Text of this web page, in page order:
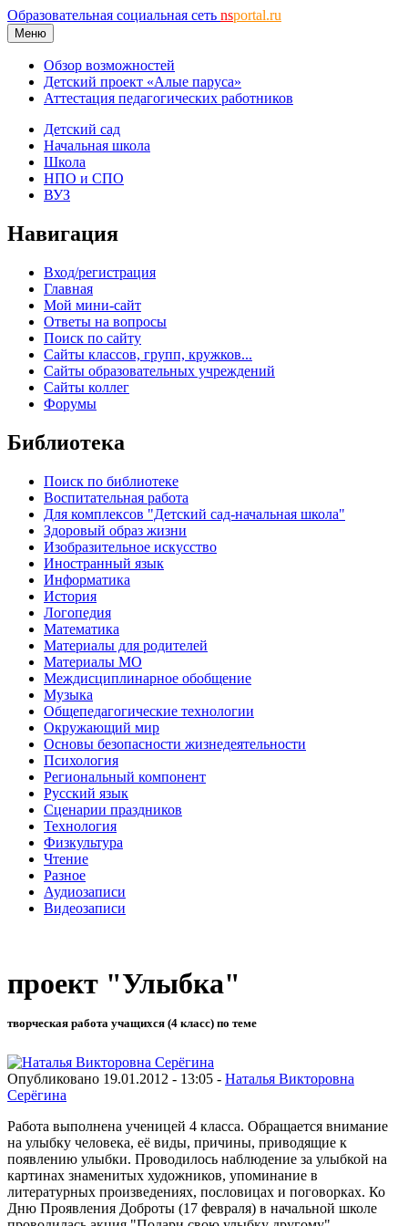
Образовательная социальная сеть nsportal.ru
Меню
Обзор возможностей
Детский проект «Алые паруса»
Аттестация педагогических работников
Детский сад
Начальная школа
Школа
НПО и СПО
ВУЗ
Навигация
Вход/регистрация
Главная
Мой мини-сайт
Ответы на вопросы
Поиск по сайту
Сайты классов, групп, кружков...
Сайты образовательных учреждений
Сайты коллег
Форумы
Библиотека
Поиск по библиотеке
Воспитательная работа
Для комплексов "Детский сад-начальная школа"
Здоровый образ жизни
Изобразительное искусство
Иностранный язык
Информатика
История
Логопедия
Математика
Материалы для родителей
Материалы МО
Междисциплинарное обобщение
Музыка
Общепедагогические технологии
Окружающий мир
Основы безопасности жизнедеятельности
Психология
Региональный компонент
Русский язык
Сценарии праздников
Технология
Физкультура
Чтение
Разное
Аудиозаписи
Видеозаписи
проект "Улыбка"
творческая работа учащихся (4 класс) по теме
Опубликовано 19.01.2012 - 13:05 - Наталья Викторовна
Серёгина
Работа выполнена ученицей 4 класса. Обращается внимание
на улыбку человека, её виды, причины, приводящие к
появлению улыбки. Проводилось наблюдение за улыбкой на
картинах знаменитых художников, упоминание в
литературных произведениях, пословицах и поговорках. Ко
Дню Проявления Доброты (17 февраля) в начальной школе